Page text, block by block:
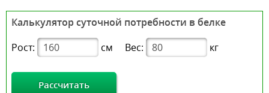
Калькулятор суточной потребности в белке
Рост:
см Вес: кг
Рассчитать